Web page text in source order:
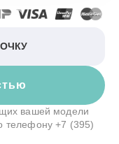
вашей модели
телефону+7 (395)